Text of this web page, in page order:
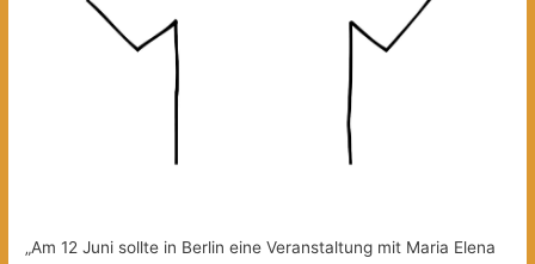
„Am 12 Juni sollte in Berlin eine Veranstaltung mit Maria Elena